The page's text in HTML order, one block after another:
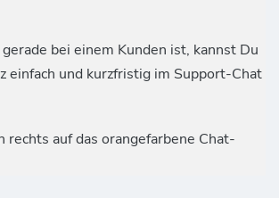
bei einem Kunden ist, kannst Du
einfach und kurzfristig im Support-Chat
rechts auf das orangefarbene Chat-